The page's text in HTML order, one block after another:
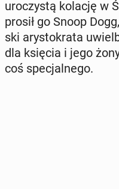
uro­czy­stą kolację w
pro­sił go Snoop
ski ary­sto­kra­ta
dla księcia i jego
coś spe­cjal­ne­go.